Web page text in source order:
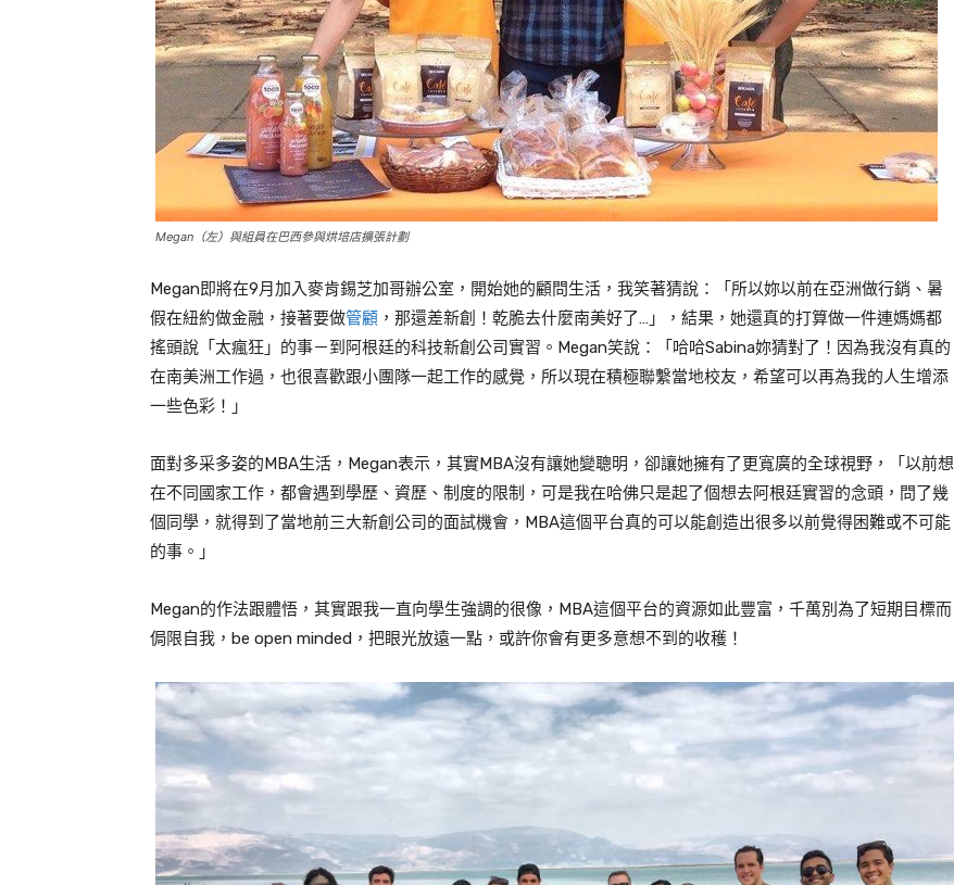
Megan（左）與組員在巴西參與烘培店擴張計劃
Megan即將在9月加入麥肯錫芝加哥辦公室，開始她的顧問生活，我笑著猜說：「所以妳以前在亞洲做行銷、暑
假在紐約做金融，接著要做管顧 ，那還差新創！乾脆去什麼南美好了…」，結果，她還真的打算做一件連媽媽都
搖頭說「太瘋狂」的事－到阿根廷的科技新創公司實習。 Megan笑說：「哈哈Sabina妳猜對了！因為我沒有真的
在南美洲工作過，也很喜歡跟小團隊一起工作的感覺，所以現在積極聯繫當地校友，希望可以再為我的人生增添
一些色彩！」
面對多采多姿的MBA生活， Megan表示，其實MBA沒有讓她變聰明，卻讓她擁有了更寬廣的全球視野，「以前想
在不同國家工作，都會遇到學歷、資歷、制度的限制，可是我在哈佛只是起了個想去阿根廷實習的念頭，問了幾
個同學，就得到了當地前三大新創公司的面試機會， MBA這個平台真的可以能創造出很多以前覺得困難或不可能
的事。」
Megan的作法跟體悟，其實跟我一直向學生強調的很像， MBA這個平台的資源如此豐富，千萬別為了短期目標而
侷限自我，be open minded，把眼光放遠一點，或許你會有更多意想不到的收穫！